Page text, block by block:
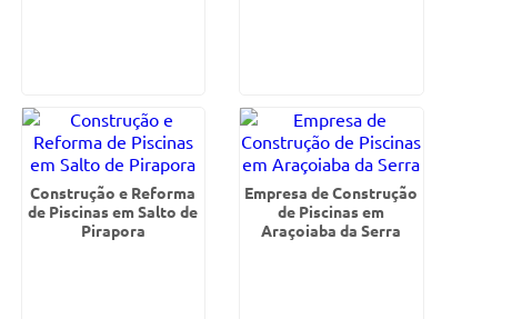
Construção e Reforma
de Piscinas em Salto de
Pirapora
Empresa de Construção
de Piscinas em
Araçoiaba da Serra